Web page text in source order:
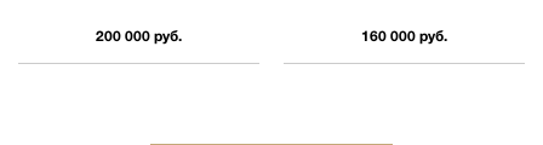
200 000 руб. 160 000 руб.